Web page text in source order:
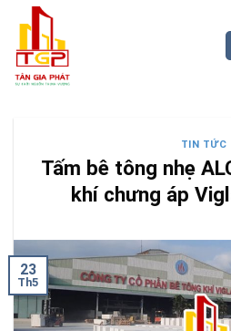
nội
dung
TIN TỨC
Tấm bê tông nhẹ
khí chưng áp
23
Th5